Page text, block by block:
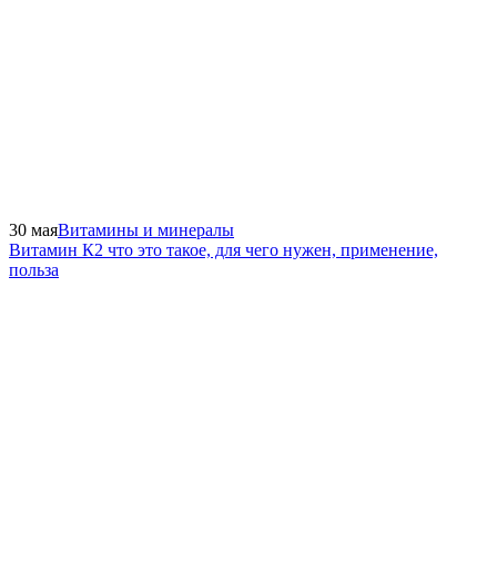
30 маяВитамины и минералы
Витамин К2 что это такое, для чего нужен, применение,
польза